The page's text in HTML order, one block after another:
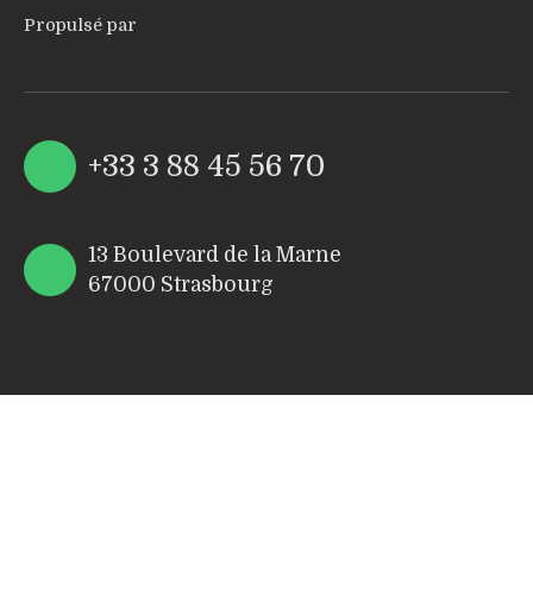
Propulsé par
+33 3 88 45 56 70
13 Boulevard de la Marne
67000 Strasbourg